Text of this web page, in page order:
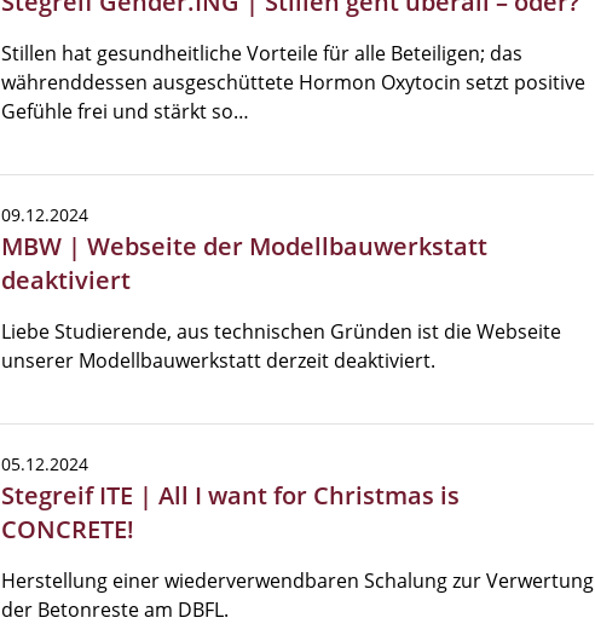
Stillen hat gesundheitliche Vorteile für alle Beteiligen; das
währenddessen ausgeschüttete Hormon Oxytocin setzt positive
Gefühle frei und stärkt so…
09.12.2024
MBW | Webseite der Modellbauwerkstatt
deaktiviert
Liebe Studierende, aus technischen Gründen ist die Webseite
unserer Modellbauwerkstatt derzeit deaktiviert.
05.12.2024
Stegreif ITE | All I want for Christmas is
CONCRETE!
Herstellung einer wiederverwendbaren Schalung zur Verwertung
der Betonreste am DBFL.